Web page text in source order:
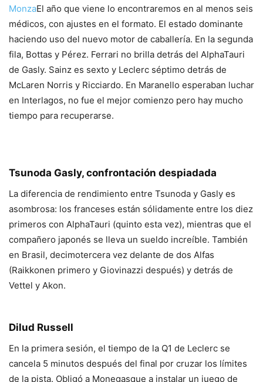
MonzaEl año que viene lo encontraremos en al menos seis
médicos, con ajustes en el formato. El estado dominante
haciendo uso del nuevo motor de caballería. En la segunda
fila, Bottas y Pérez. Ferrari no brilla detrás del AlphaTauri
de Gasly. Sainz es sexto y Leclerc séptimo detrás de
McLaren Norris y Ricciardo. En Maranello esperaban luchar
en Interlagos, no fue el mejor comienzo pero hay mucho
tiempo para recuperarse.
Tsunoda Gasly, confrontación despiadada
La diferencia de rendimiento entre Tsunoda y Gasly es
asombrosa: los franceses están sólidamente entre los diez
primeros con AlphaTauri (quinto esta vez), mientras que el
compañero japonés se lleva un sueldo increíble. También
en Brasil, decimotercera vez delante de dos Alfas
(Raikkonen primero y Giovinazzi después) y detrás de
Vettel y Akon.
Dilud Russell
En la primera sesión, el tiempo de la Q1 de Leclerc se
cancela 5 minutos después del final por cruzar los límites
de la pista. Obligó a Monegasque a instalar un juego de